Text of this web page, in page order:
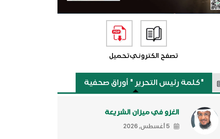
تصفح الكترونيتحميل
"كلمة رئيس التحرير " أوراق صحفية
الغزو في ميزان الشريعة
5 أغسطس, 2026